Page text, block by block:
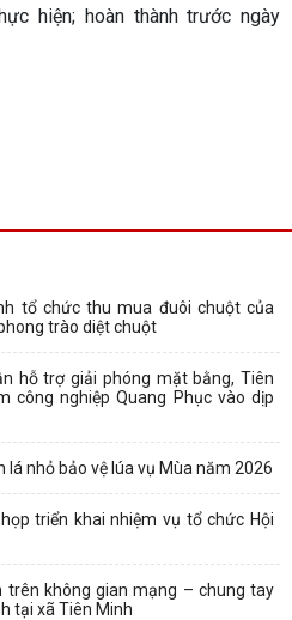
hiện; hoàn thành trước ngày
tổ chức thu mua đuôi chuột của
trào diệt chuột
hỗ trợ giải phóng mặt bằng, Tiên
công nghiệp Quang Phục vào dịp
nhỏ bảo vệ lúa vụ Mùa năm 2026
triển khai nhiệm vụ tổ chức Hội
không gian mạng – chung tay
tại xã Tiên Minh